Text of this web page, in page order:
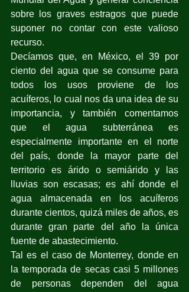
sobre los graves estragos que puede
suponer no contar con este valioso
recurso.
Decíamos que, en México, el 39 por
ciento del agua que se consume para
todos los usos proviene de los
acuíferos, lo cual nos da una idea de su
importancia, y también comentamos
que el agua subterránea es
especialmente importante en el norte
del país, donde la mayor parte del
territorio es árido o semiárido y las
lluvias son escasas; es ahí donde el
agua almacenada en los acuíferos
durante cientos, quizá miles de años, es
durante gran parte del año la única
fuente de abastecimiento.
Tal es el caso de Monterrey, donde en
la temporada de secas casi 5 millones
de personas dependen del agua